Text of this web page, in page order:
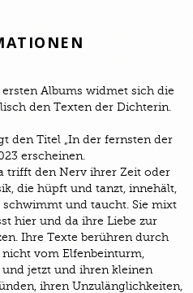
Albums widmet sich die
den Texten der Dichterin.
den Titel „In der fernsten der
erscheinen.
trifft den Nerv ihrer Zeit oder
die hüpft und tanzt, innehält,
und taucht. Sie mixt
hier und da ihre Liebe zur
Ihre Texte berühren durch
vom Elfenbeinturm,
jetzt und ihren kleinen
ihren Unzulänglichkeiten,